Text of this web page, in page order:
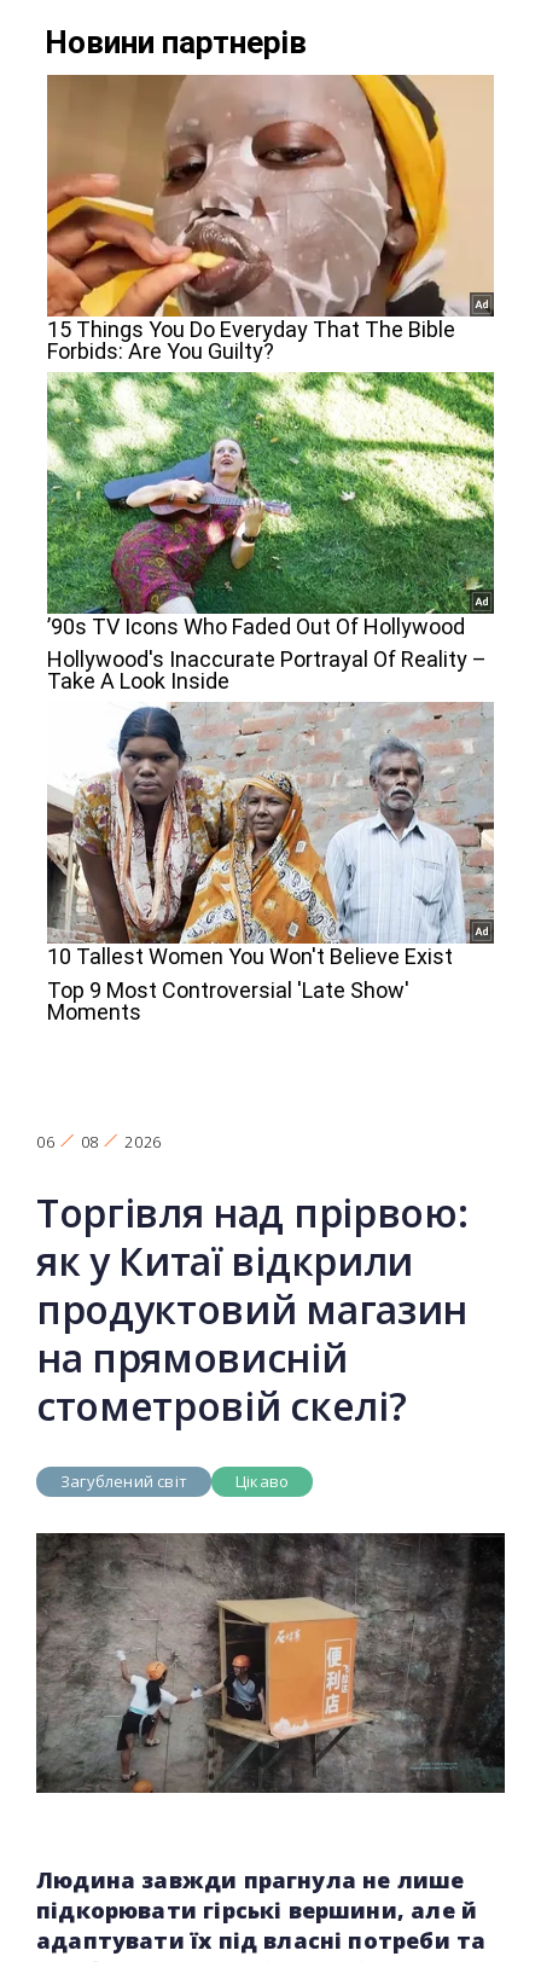
06 08 2026
Торгівля над прірвою:
як у Китаї відкрили
продуктовий магазин
на прямовисній
стометровій скелі?
Загублений світ Цікаво
Людина завжди прагнула не лише
підкорювати гірські вершини, але й
адаптувати їх під власні потреби та